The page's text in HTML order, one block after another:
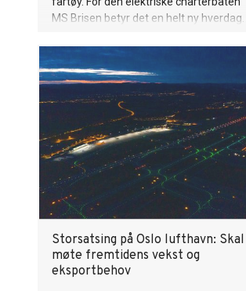
MS Brisen betyr det en helt ny hverdag.
Storsatsing på Oslo lufthavn: Skal
møte fremtidens vekst og
eksportbehov